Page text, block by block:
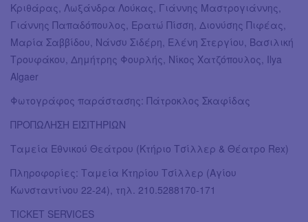
Κριθάρας, Λωξάνδρα Λούκας, Γιάννης Μαστρογιάννης,
Γιάννης Παπαδόπουλος, Ερατώ Πίσση, Διονύσης Πιφέας,
Μαρία Σαββίδου, Νάνσυ Σιδέρη, Ελένη Στεργίου, Βασιλική
Τρουφάκου, Δημήτρης Φουρλής, Νίκος Χατζόπουλος, Ilya
Algaer
Φωτογράφος παράστασης: Πάτροκλος Σκαφίδας
ΠΡΟΠΩΛΗΣΗ ΕΙΣΙΤΗΡΙΩΝ
Ταμεία Εθνικού Θεάτρου (Κτήριο Τσίλλερ & Θέατρο Rex)
Πληροφορίες: Ταμεία Κτηρίου Τσίλλερ (Αγίου
Κωνσταντίνου 22-24), τηλ. 210.5288170-171
TICKET SERVICES